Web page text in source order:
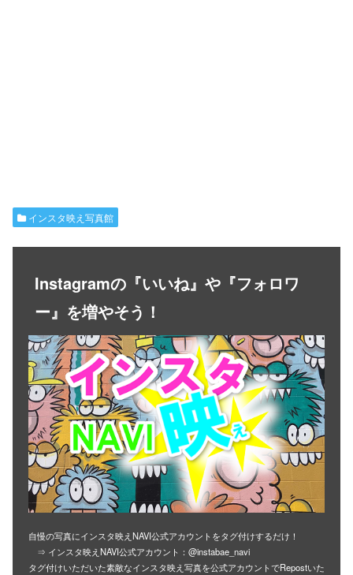
インスタ映え写真館
Instagramの『いいね』や『フォロワ
ー』を増やそう！
自慢の写真にインスタ映えNAVI公式アカウントをタグ付けするだけ！
⇒ インスタ映えNAVI公式アカウント：@instabae_navi
タグ付けいただいた素敵なインスタ映え写真を公式アカウントでRepostいた